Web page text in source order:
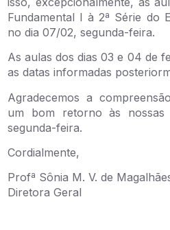
Fundamental I à 2ª Série do
no dia 07/02, segunda-feira.
As aulas dos dias 03 e 04 de
as datas informadas
Agradecemos a
um bom retorno às nossas
segunda-feira.
Cordialmente,
Profª Sônia M. V. de
Diretora Geral